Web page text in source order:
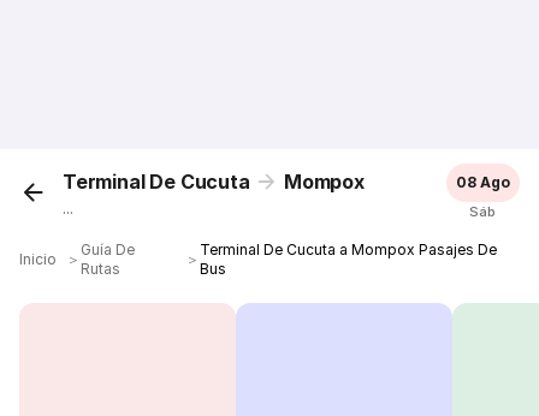
Terminal De Cucuta Mompox
...
08 Ago
Sáb
Inicio ＞
Guía De
Rutas
＞
Terminal De Cucuta a Mompox Pasajes De
Bus